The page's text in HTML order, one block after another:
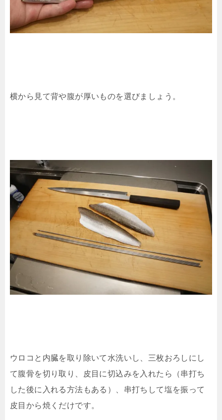
横から見て背や腹が厚いものを選びましょう。
ウロコと内臓を取り除いて水洗いし、三枚おろしにし
て腹骨を切り取り、皮目に切込みを入れたら（串打ち
した後に入れる方法もある）、串打ちして塩を振って
皮目から焼くだけです。